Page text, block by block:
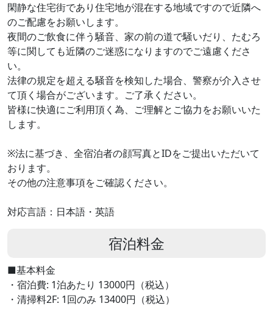
閑静な住宅街であり住宅地が混在する地域ですので近隣へ
のご配慮をお願いします。
夜間のご飲食に伴う騒音、家の前の道で騒いだり、たむろ
等に関しても近隣のご迷惑になりますのでご遠慮くださ
い。
法律の規定を超える騒音を検知した場合、警察が介入させ
て頂く場合がございます。ご了承ください。
皆様に快適にご利用頂く為、ご理解とご協力をお願いいた
します。
※法に基づき、全宿泊者の顔写真とIDをご提出いただいて
おります。
その他の注意事項をご確認ください。
対応言語：日本語・英語
宿泊料金
■基本料金
・宿泊費: 1泊あたり 13000円（税込）
・清掃料2F: 1回のみ 13400円（税込）